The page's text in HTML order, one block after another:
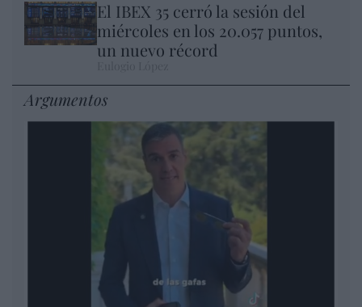
El IBEX 35 cerró la sesión del
miércoles en los 20.057 puntos,
un nuevo récord
Argumentos